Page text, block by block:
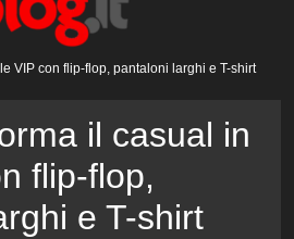
VIP con flip-flop, pantaloni larghi e T-shirt
il casual in
flip-flop,
e T-shirt